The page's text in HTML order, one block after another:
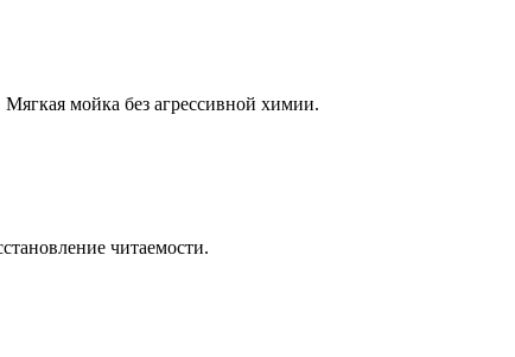
мойка без агрессивной химии.
читаемости.